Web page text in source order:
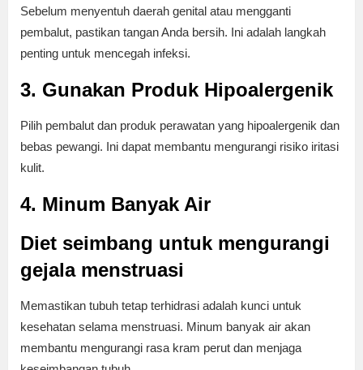
Sebelum menyentuh daerah genital atau mengganti
pembalut, pastikan tangan Anda bersih. Ini adalah langkah
penting untuk mencegah infeksi.
3. Gunakan Produk Hipoalergenik
Pilih pembalut dan produk perawatan yang hipoalergenik dan
bebas pewangi. Ini dapat membantu mengurangi risiko iritasi
kulit.
4. Minum Banyak Air
Diet seimbang untuk mengurangi
gejala menstruasi
Memastikan tubuh tetap terhidrasi adalah kunci untuk
kesehatan selama menstruasi. Minum banyak air akan
membantu mengurangi rasa kram perut dan menjaga